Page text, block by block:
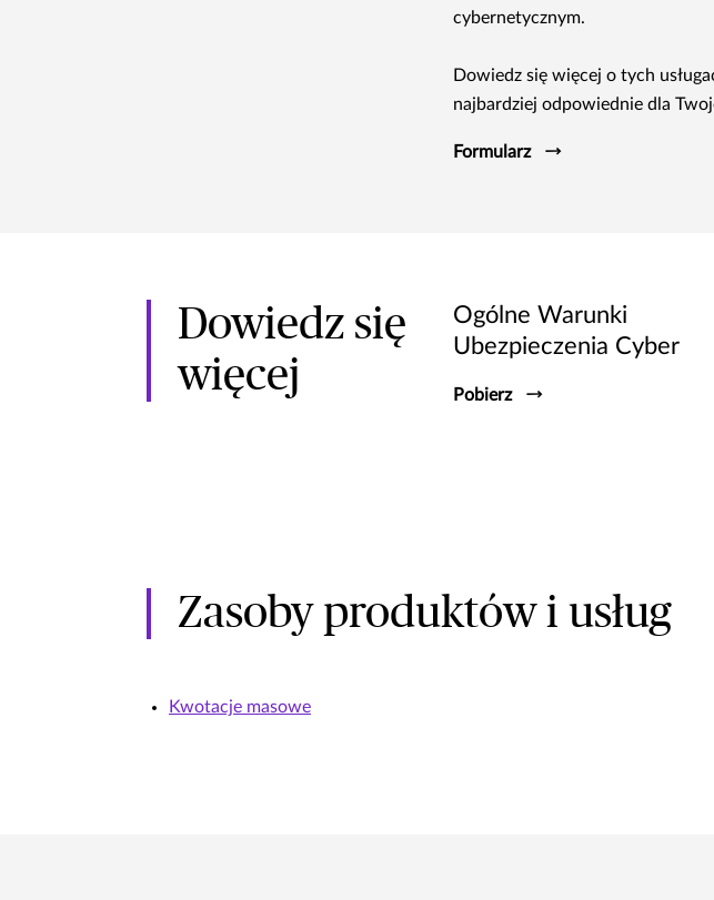
cybernetycznym.
Dowiedz się więcej o tych
najbardziej odpowiednie dla
Formularz
Dowiedz się
więcej
Ogólne Warunki
Ubezpieczenia Cyber
Pobierz
Zasoby produktów i usług
Kwotacje masowe